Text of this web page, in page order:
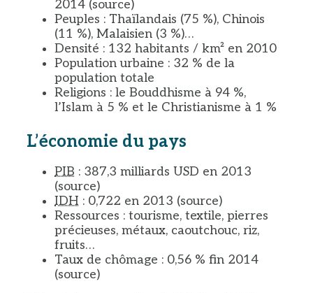
2014 (source)
Peuples : Thaïlandais (75 %), Chinois
(11 %), Malaisien (3 %)…
Densité : 132 habitants / km² en 2010
Population urbaine : 32 % de la
population totale
Religions : le Bouddhisme à 94 %,
l’Islam à 5 % et le Christianisme à 1 %
L’économie du pays
PIB : 387,3 milliards USD en 2013
(source)
IDH : 0,722 en 2013 (source)
Ressources : tourisme, textile, pierres
précieuses, métaux, caoutchouc, riz,
fruits…
Taux de chômage : 0,56 % fin 2014
(source)